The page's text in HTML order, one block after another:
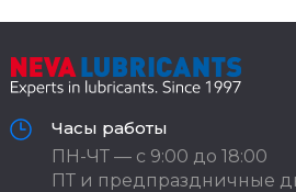
Часы работы
ПН-ЧТ — с 9:00 до 18:00
ПТ и предпраздничные